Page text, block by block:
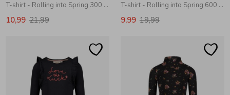
T-shirt - Rolling into Spring 300 Groen
10,99 21,99
T-shirt - Rolling into Spring 600 Offwhite
9,99 19,99